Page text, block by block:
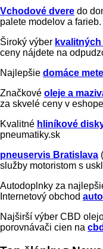
Vchodové dvere do
palete modelov a farieb.
Široký výber
ceny nájdete na
Najlepšie domáce
Značkové oleje a
za skvelé ceny v
Kvalitné hliníkové
pneumatiky.sk
pneuservis Bratislava
služby motoristom s
Autodoplnky za
Internetový obchod
Najširší výber CBD
porovnávači cien na